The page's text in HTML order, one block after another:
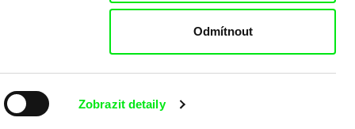
Zobrazit detaily
Odmítnout